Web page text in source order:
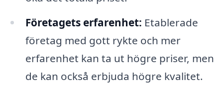
Företagets erfarenhet: Etablerade
företag med gott rykte och mer
erfarenhet kan ta ut högre priser, men
de kan också erbjuda högre kvalitet.